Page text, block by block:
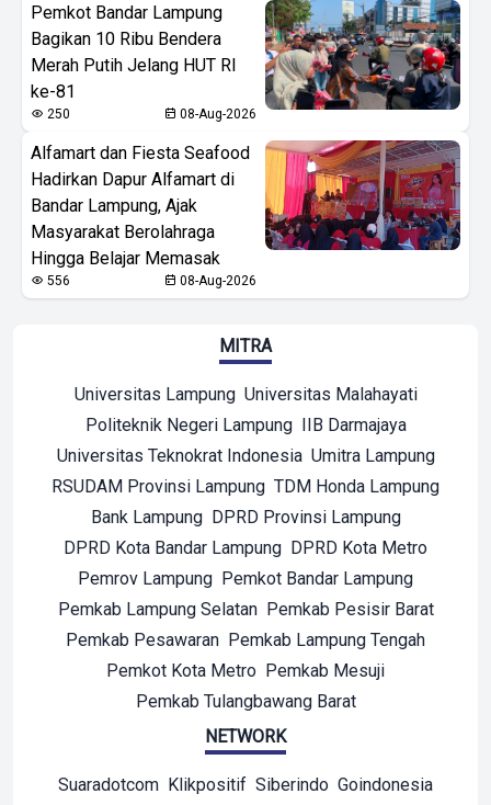
Pemkot Bandar Lampung
Bagikan 10 Ribu Bendera
Merah Putih Jelang HUT RI
ke-81
250 08-Aug-2026
Alfamart dan Fiesta Seafood
Hadirkan Dapur Alfamart di
Bandar Lampung, Ajak
Masyarakat Berolahraga
Hingga Belajar Memasak
556 08-Aug-2026
MITRA
Universitas Lampung Universitas Malahayati
Politeknik Negeri Lampung IIB Darmajaya
Universitas Teknokrat Indonesia Umitra Lampung
RSUDAM Provinsi Lampung TDM Honda Lampung
Bank Lampung DPRD Provinsi Lampung
DPRD Kota Bandar Lampung DPRD Kota Metro
Pemrov Lampung Pemkot Bandar Lampung
Pemkab Lampung Selatan Pemkab Pesisir Barat
Pemkab Pesawaran Pemkab Lampung Tengah
Pemkot Kota Metro Pemkab Mesuji
Pemkab Tulangbawang Barat
NETWORK
Suaradotcom Klikpositif Siberindo Goindonesia